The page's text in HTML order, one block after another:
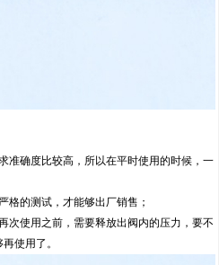
准确度比较高，所以在平时使用的时候，一
格的测试，才能够出厂销售；
次使用之前，需要释放出阀内的压力，要不
使用了。